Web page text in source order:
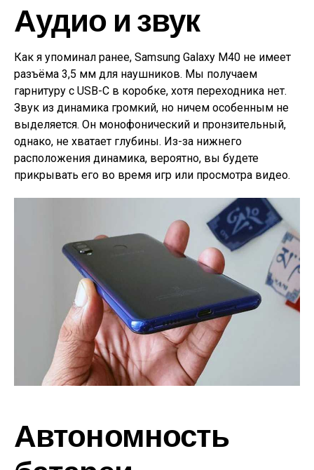
Аудио и звук
Как я упоминал ранее, Samsung Galaxy M40 не имеет
разъёма 3,5 мм для наушников. Мы получаем
гарнитуру с USB-C в коробке, хотя переходника нет.
Звук из динамика громкий, но ничем особенным не
выделяется. Он монофонический и пронзительный,
однако, не хватает глубины. Из-за нижнего
расположения динамика, вероятно, вы будете
прикрывать его во время игр или просмотра видео.
Автономность